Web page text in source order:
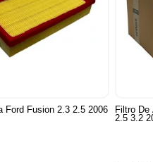
Ford Fusion 2.3 2.5 2006
Filtro De
2.5 3.2